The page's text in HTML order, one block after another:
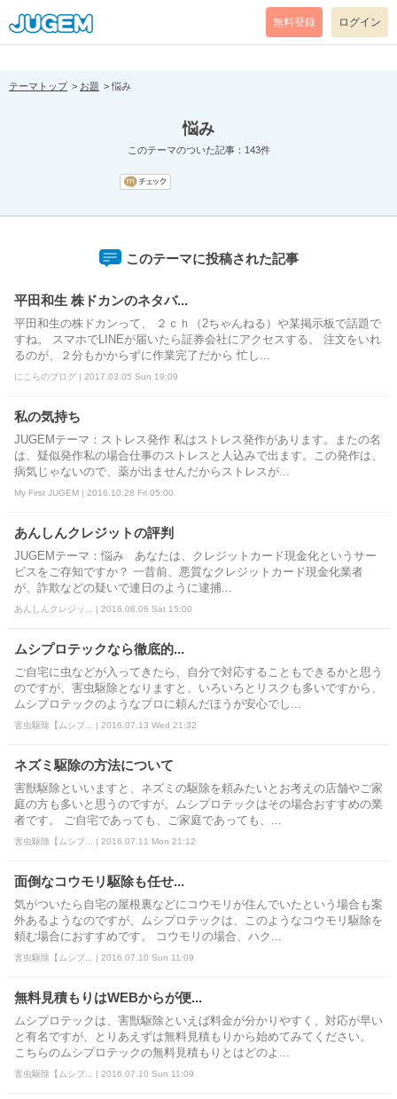
[pear_error: message="Success" code=0 mode=return level=notice
prefix="" info=""]
無料登録 ログイン
テーマトップ お題 悩み
悩み
このテーマのついた記事：143件
このテーマに投稿された記事
平田和生 株ドカンのネタバ...
平田和生の株ドカンって、 ２ｃｈ（2ちゃんねる）や某掲示板で話題で
すね。 スマホでLINEが届いたら証券会社にアクセスする。 注文をいれ
るのが、２分もかからずに作業完了だから 忙し...
にこらのブログ | 2017.03.05 Sun 19:09
私の気持ち
JUGEMテーマ：ストレス発作 私はストレス発作があります。またの名
は、疑似発作私の場合仕事のストレスと人込みで出ます。この発作は、
病気じゃないので、薬が出ませんだからストレスが...
My First JUGEM | 2016.10.28 Fri 05:00
あんしんクレジットの評判
JUGEMテーマ：悩み あなたは、クレジットカード現金化というサー
ビスをご存知ですか？ 一昔前、悪質なクレジットカード現金化業者
が、詐欺などの疑いで連日のように逮捕...
あんしんクレジッ... | 2016.08.06 Sat 15:00
ムシプロテックなら徹底的...
ご自宅に虫などが入ってきたら、自分で対応することもできるかと思う
のですが、害虫駆除となりますと、いろいろとリスクも多いですから、
ムシプロテックのようなプロに頼んだほうが安心でし...
害虫駆除【ムシプ... | 2016.07.13 Wed 21:32
ネズミ駆除の方法について
害獣駆除といいますと、ネズミの駆除を頼みたいとお考えの店舗やご家
庭の方も多いと思うのですが。ムシプロテックはその場合おすすめの業
者です。 ご自宅であっても、ご家庭であっても、...
害虫駆除【ムシプ... | 2016.07.11 Mon 21:12
面倒なコウモリ駆除も任せ...
気がついたら自宅の屋根裏などにコウモリが住んでいたという場合も案
外あるようなのですが、ムシプロテックは、このようなコウモリ駆除を
頼む場合におすすめです。 コウモリの場合、ハク...
害虫駆除【ムシプ... | 2016.07.10 Sun 11:09
無料見積もりはWEBからが便...
ムシプロテックは、害獣駆除といえば料金が分かりやすく、対応が早い
と有名ですが、とりあえずは無料見積もりから始めてみてください。
こちらのムシプロテックの無料見積もりとはどのよ...
害虫駆除【ムシプ... | 2016.07.10 Sun 11:09